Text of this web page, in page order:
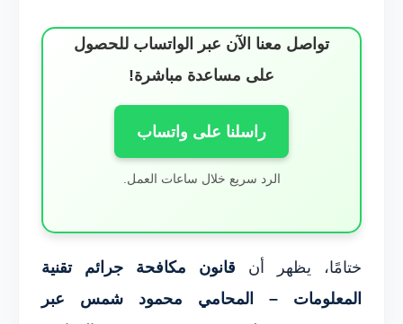
تواصل معنا الآن عبر الواتساب للحصول
على مساعدة مباشرة!
راسلنا على واتساب
الرد سريع خلال ساعات العمل.
ختامًا، يظهر أن قانون مكافحة جرائم تقنية
المعلومات – المحامي محمود شمس عبر